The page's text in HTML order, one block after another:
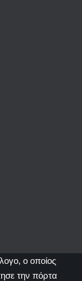
ο οποίος
την πόρτα